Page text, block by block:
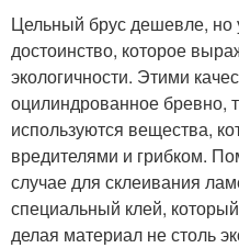
Цельный брус дешевле, но
достоинство, которое
экологичности. Этими
оцилиндрованное бревно,
используются вещества,
вредителями и грибком.
случае для склеивания
специальный клей,
делая материал не столь